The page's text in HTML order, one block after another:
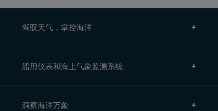
驾驭天气，掌控海洋
船用仪表和海上气象监测系统
洞察海洋万象